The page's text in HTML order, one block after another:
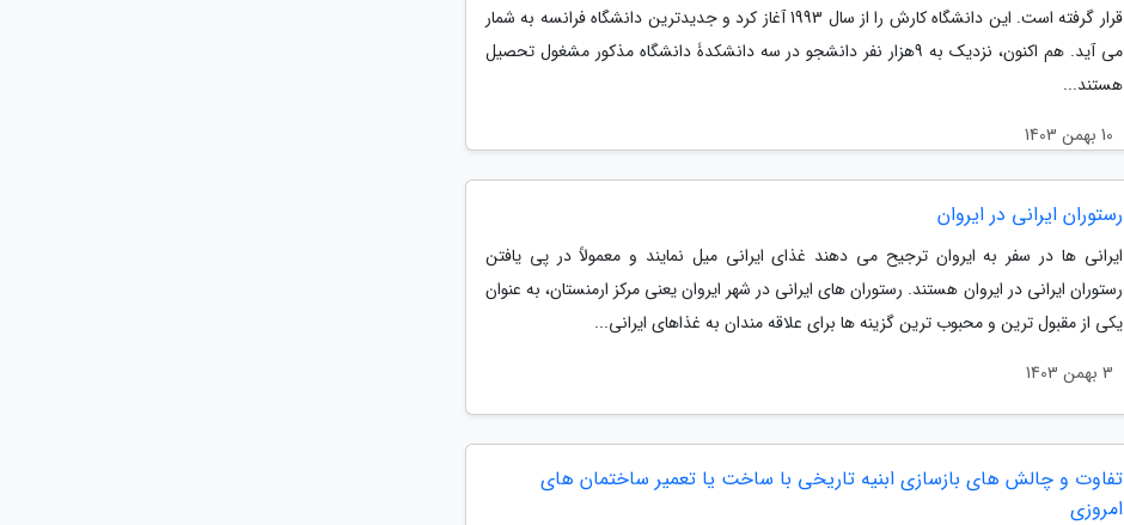
قرار گرفته است. این دانشگاه کارش را از سال 1993 آغاز کرد و جدیدترین دانشگاه فرانسه به شمار
می آید. هم اکنون، نزدیک به 9هزار نفر دانشجو در سه دانشکدۀ دانشگاه مذکور مشغول تحصیل
هستند...
10 بهمن 1403
رستوران ایرانی در ایروان
ایرانی ها در سفر به ایروان ترجیح می دهند غذای ایرانی میل نمایند و معمولاً در پی یافتن
رستوران ایرانی در ایروان هستند. رستوران های ایرانی در شهر ایروان یعنی مرکز ارمنستان، به عنوان
یکی از مقبول ترین و محبوب ترین گزینه ها برای علاقه مندان به غذاهای ایرانی...
3 بهمن 1403
تفاوت و چالش های بازسازی ابنیه تاریخی با ساخت یا تعمیر ساختمان های
امروزی